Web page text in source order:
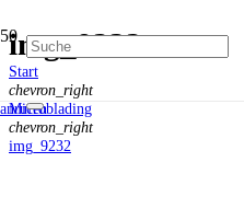
anrufen
img_9232
Start
chevron_right
Microblading
chevron_right
img_9232